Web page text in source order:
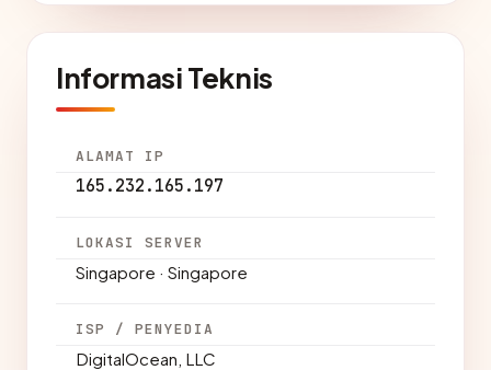
Informasi Teknis
ALAMAT IP
165.232.165.197
LOKASI SERVER
Singapore · Singapore
ISP / PENYEDIA
DigitalOcean, LLC